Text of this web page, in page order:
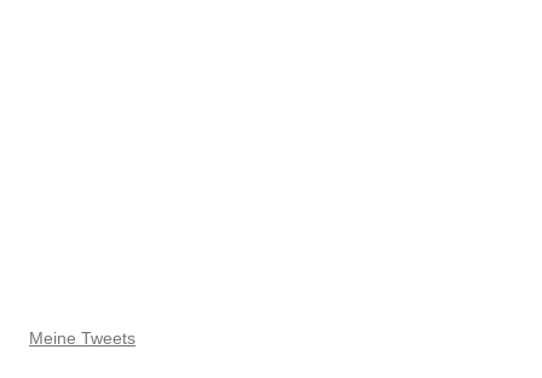
Meine Tweets